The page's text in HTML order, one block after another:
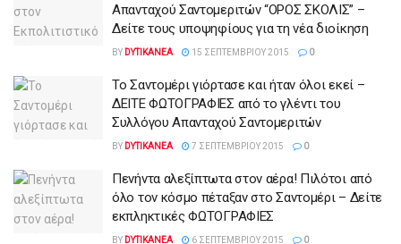
Απανταχού Σαντομεριτών “ΟΡΟΣ ΣΚΟΛΙΣ” –
Δείτε τους υποψηφίους για τη νέα διοίκηση
BY DYTIKANEA 15 ΣΕΠΤΕΜΒΡΊΟΥ 2015 0
Το Σαντομέρι γιόρτασε και ήταν όλοι εκεί –
ΔΕΙΤΕ ΦΩΤΟΓΡΑΦΙΕΣ από το γλέντι του
Συλλόγου Απανταχού Σαντομεριτών
BY DYTIKANEA 7 ΣΕΠΤΕΜΒΡΊΟΥ 2015 0
Πενήντα αλεξίπτωτα στον αέρα! Πιλότοι από
όλο τον κόσμο πέταξαν στο Σαντομέρι – Δείτε
εκπληκτικές ΦΩΤΟΓΡΑΦΙΕΣ
BY DYTIKANEA 6 ΣΕΠΤΕΜΒΡΊΟΥ 2015 0